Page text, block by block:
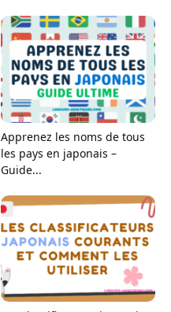
Apprenez les noms de tous
les pays en japonais –
Guide...